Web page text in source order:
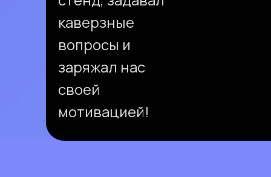
каверзные
вопросы и
заряжал нас
своей
мотивацией!